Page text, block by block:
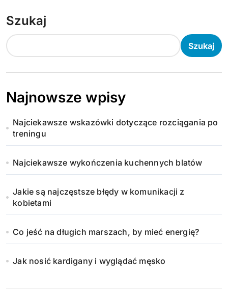
Szukaj
Szukaj
Najnowsze wpisy
Najciekawsze wskazówki dotyczące rozciągania po
treningu
Najciekawsze wykończenia kuchennych blatów
Jakie są najczęstsze błędy w komunikacji z
kobietami
Co jeść na długich marszach, by mieć energię?
Jak nosić kardigany i wyglądać męsko